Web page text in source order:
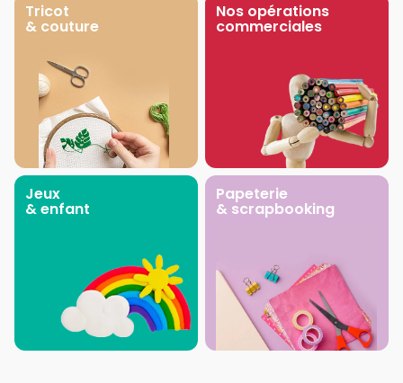
Tricot
& couture
Nos opérations
commerciales
Jeux
& enfant
Papeterie
& scrapbooking